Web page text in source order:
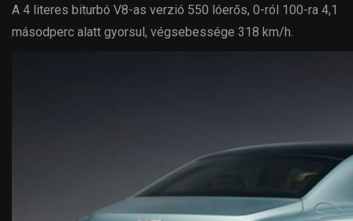
A 4 literes biturbó V8-as verzió 550 lóerős, 0-ról 100-ra 4,1
másodperc alatt gyorsul, végsebessége 318 km/h.